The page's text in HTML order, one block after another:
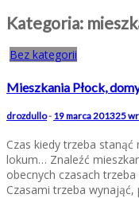
Kategoria:
Bez kategorii
Mieszkania Płock,
drozdullo- 19 marca 201325
Czas kiedy trzeba
lokum… Znaleźć
obecnych czasach
Czasami trzeba wynająć,